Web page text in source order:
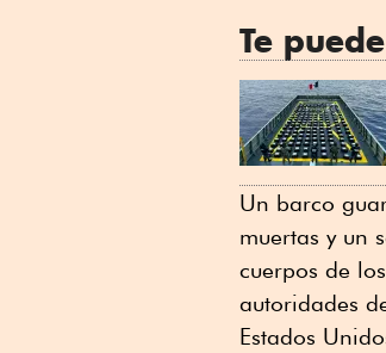
Te
Un barco
muertas y un
cuerpos de
autoridades
Estados